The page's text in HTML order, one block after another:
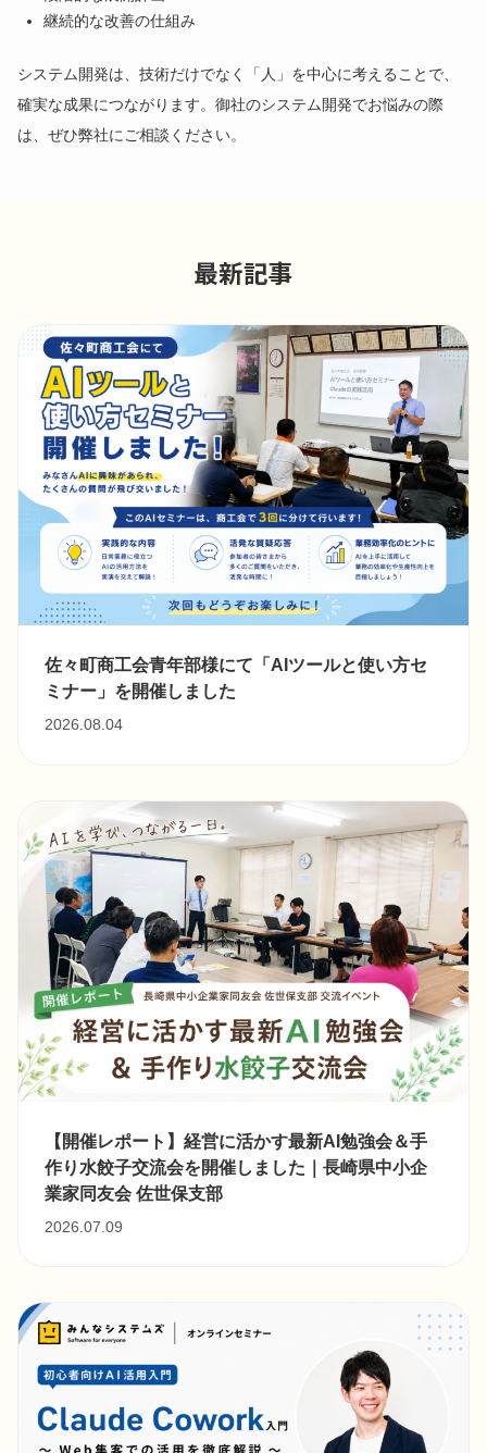
継続的な改善の仕組み
システム開発は、技術だけでなく「人」を中心に考えることで、
確実な成果につながります。御社のシステム開発でお悩みの際
は、ぜひ弊社にご相談ください。
最新記事
佐々町商工会青年部様にて「AIツールと使い方セ
ミナー」を開催しました
2026.08.04
【開催レポート】経営に活かす最新AI勉強会＆手
作り水餃子交流会を開催しました｜長崎県中小企
業家同友会 佐世保支部
2026.07.09